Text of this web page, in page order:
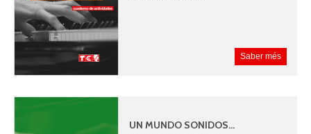
Saber més
UN MUNDO SONIDOS...